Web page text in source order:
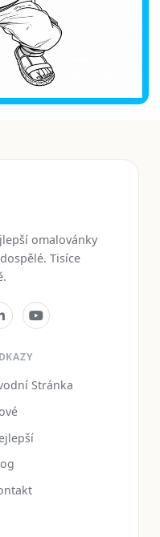
omalovánky
Tisíce
Stránka